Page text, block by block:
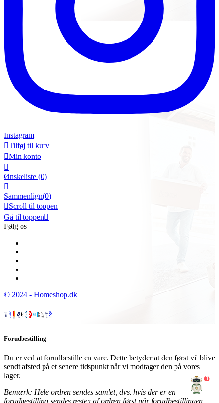
Instagram
Tilføj til kurv
Min konto

Ønskeliste (0)

Sammenlign(0)
Scroll til toppen
Gå til toppen
Følg os
© 2024 - Homeshop.dk
Forudbestilling
Du er ved at forudbestille en vare. Dette betyder at den først vil blive
sendt afsted på et senere tidspunkt når vi modtager den på vores
lager.
Bemærk: Hele ordren sendes samlet, dvs. hvis der er en
forudbestilling sendes resten af ordren først når forudbestillingen
1